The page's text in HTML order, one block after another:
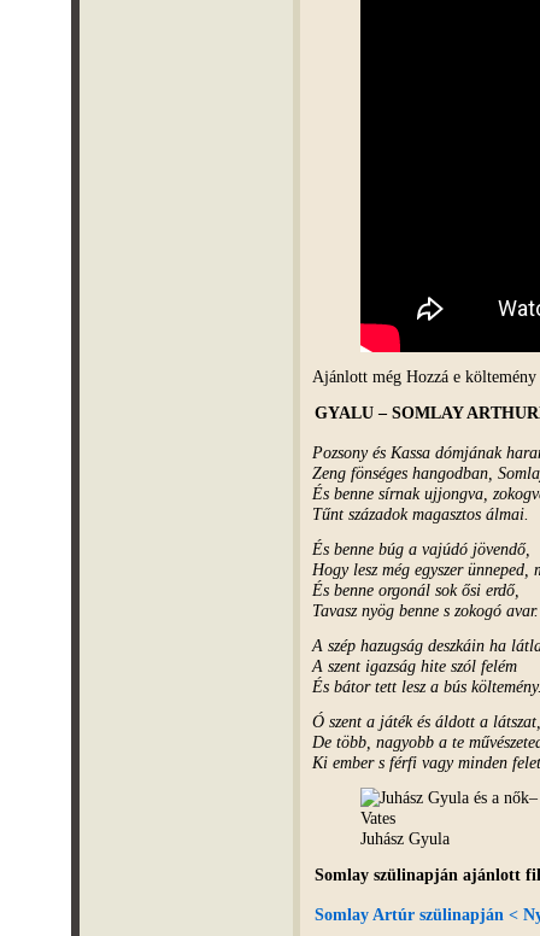
Ajánlott még Hozzá e költemény
GYALU – SOMLAY
Pozsony és Kassa dómjának
Zeng fönséges hangodban,
És benne sírnak ujjongva,
Tűnt századok magasztos álmai.
És benne búg a vajúdó jövendő,
Hogy lesz még egyszer ünneped,
És benne orgonál sok ősi erdő,
Tavasz nyög benne s zokogó avar.
A szép hazugság deszkáin ha
A szent igazság hite szól felém
És bátor tett lesz a bús
Ó szent a játék és áldott a látszat,
De több, nagyobb a te
Ki ember s férfi vagy minden
Juhász Gyula
Somlay szülinapján ajánlott
Somlay Artúr szülinapján <